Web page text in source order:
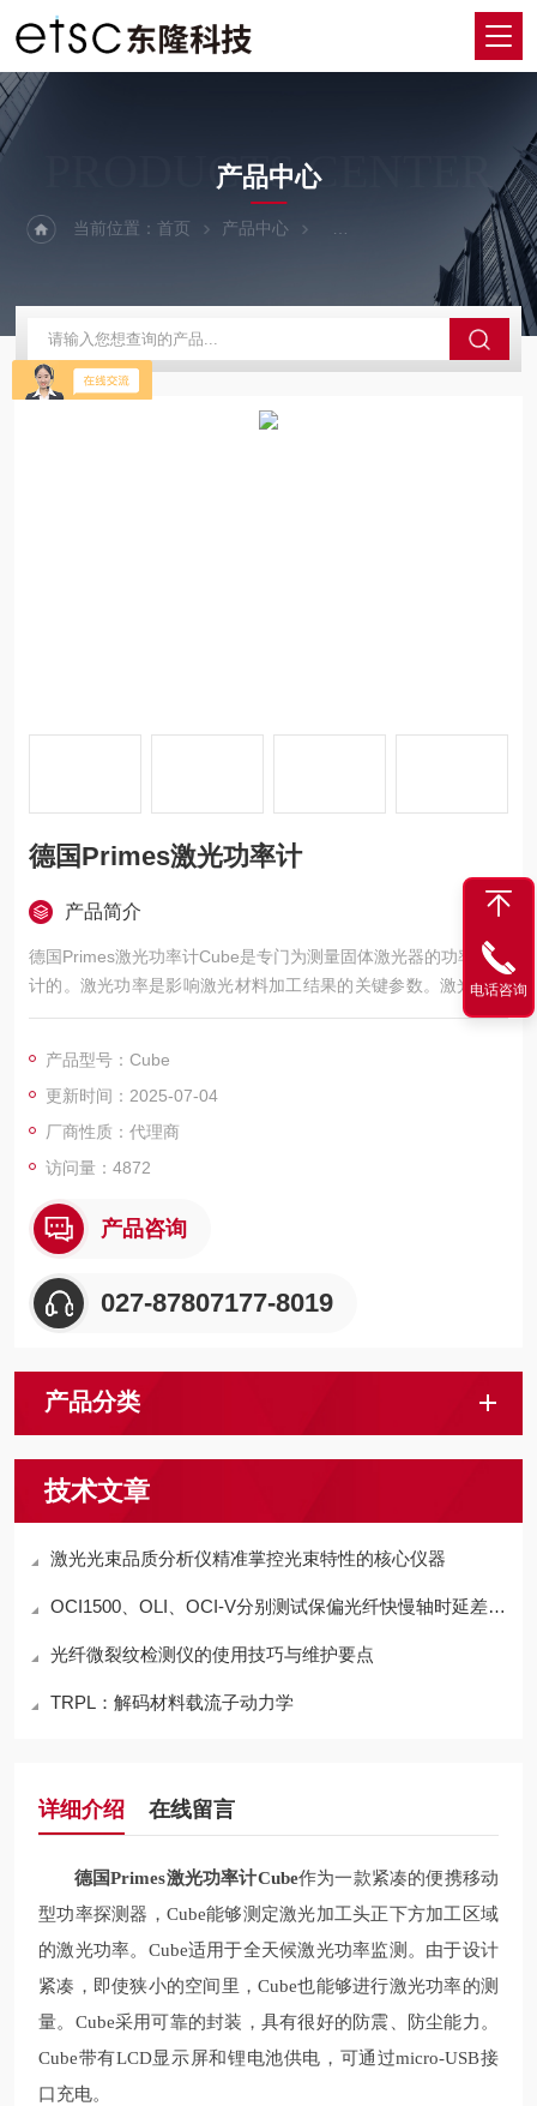
PRODUCTS CENTER
产品中心
当前位置：首页 产品中心 激光功率、光斑光束测量仪
德国Primes激光功率计
产品简介
德国Primes激光功率计Cube是专门为测量固体激光器的功率而设
计的。激光功率是影响激光材料加工结果的关键参数。激光功率
的损失会导致加工零件出现严重的质量问题。这就是必须直接测
产品型号：Cube
更新时间：2025-07-04
厂商性质：代理商
访问量：4872
产品咨询
027-87807177-8019
产品分类
技术文章
激光光束品质分析仪精准掌控光束特性的核心仪器
OCI1500、OLI、OCI-V分别测试保偏光纤快慢轴时延差的一致性
光纤微裂纹检测仪的使用技巧与维护要点
TRPL：解码材料载流子动力学
详细介绍 在线留言
德国Primes激光功率计Cube作为一款紧凑的便携移动
型功率探测器，Cube能够测定激光加工头正下方加工区域
的激光功率。Cube适用于全天候激光功率监测。由于设计
紧凑，即使狭小的空间里，Cube也能够进行激光功率的测
量。Cube采用可靠的封装，具有很好的防震、防尘能力。
Cube带有LCD显示屏和锂电池供电，可通过micro-USB接
口充电。
电话咨询